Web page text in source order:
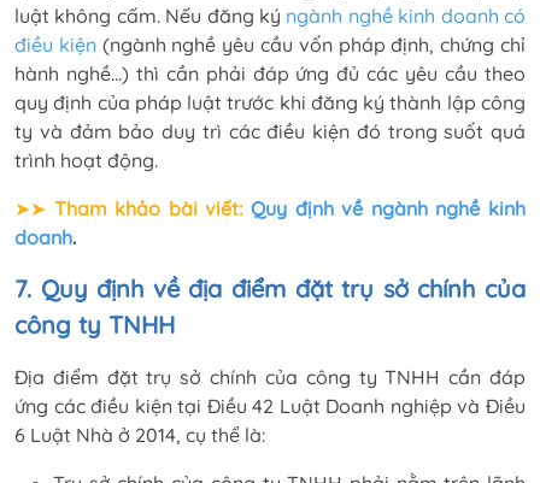
luật không cấm. Nếu đăng ký ngành nghề kinh doanh có
điều kiện(ngành nghề yêu cầu vốn pháp định, chứng chỉ
hành nghề…) thì cần phải đáp ứng đủ các yêu cầu theo
quy định của pháp luật trước khi đăng ký thành lập công
ty và đảm bảo duy trì các điều kiện đó trong suốt quá
trình hoạt động.
➤➤ Tham khảo bài viết: Quy định về ngành nghề kinh
doanh.
7. Quy định về địa điểm đặt trụ sở chính của
công ty TNHH
Địa điểm đặt trụ sở chính của công ty TNHH cần đáp
ứng các điều kiện tại Điều 42 Luật Doanh nghiệp và Điều
6 Luật Nhà ở 2014, cụ thể là: